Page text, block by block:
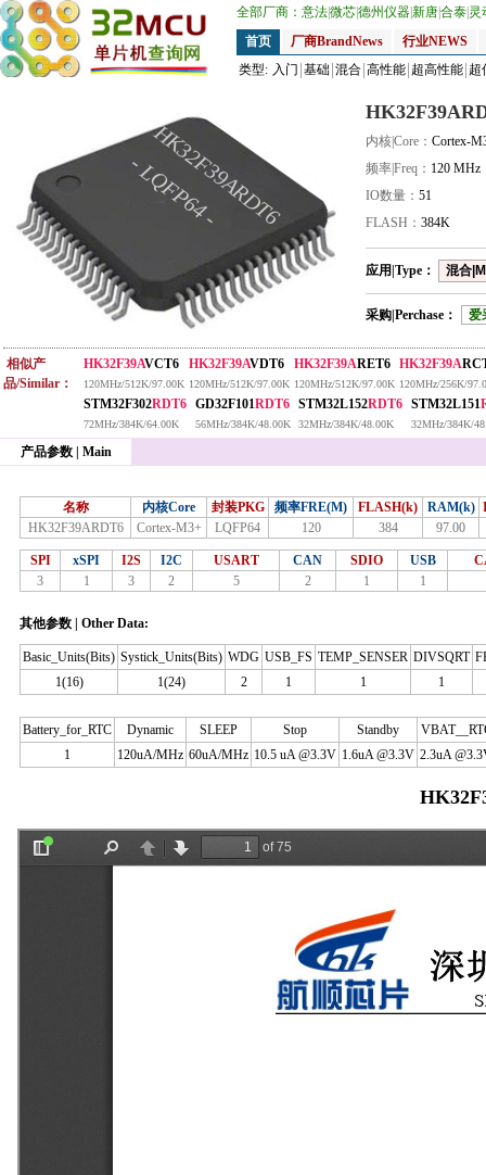
全部厂商： 意法微芯德州仪器新唐合泰 灵
首页
厂商BrandNews
行业NEWS
类型: 入门 基础 混合 高性能 超高性能 超
HK32F39ARDT6
- LQFP64 -
内核|Core： Cortex-
频率|Freq： 120 MHz
IO数量： 51
FLASH： 384K
应用|Type： 混合
采购|Perchase： 爱
相似产
品/Similar：
HK32F39AVCT6
120MHz/512K/97.00K
HK32F39AVDT6
120MHz/512K/97.00K
HK32F39ARET6
120MHz/512K/97.00K
HK32F39A
120MHz/256K/
STM32F302RDT6
72MHz/384K/64.00K
GD32F101RDT6
56MHz/384K/48.00K
STM32L152RDT6
32MHz/384K/48.00K
STM32L151
32MHz/384K/
产品参数 | Main
名称 内核Core 封装PKG 频率FRE(M) FLASH(k) RAM(k)
HK32F39ARDT6
Cortex-M3+ LQFP64 120 384 97.00
SPI xSPI I2S I2C USART CAN SDIO USB
3
1 3 2 5 2 1 1
其他参数 | Other Data:
Basic_Units(Bits) Systick_Units(Bits) WDG USB_FS TEMP_SENSER DIVSQRT
1(16)
1(24) 2 1 1 1
Battery_for_RTC Dynamic SLEEP Stop Standby
1
120uA/MHz 60uA/MHz 10.5 uA @3.3V 1.6uA @3.3V 2.3uA